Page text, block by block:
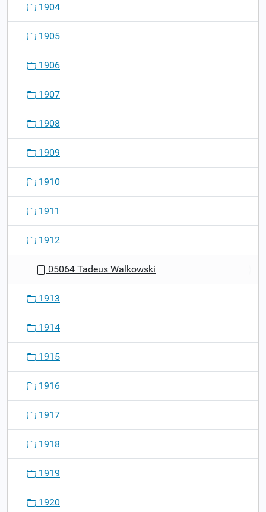
1904
1905
1906
1907
1908
1909
1910
1911
1912
05064 Tadeus Walkowski
1913
1914
1915
1916
1917
1918
1919
1920